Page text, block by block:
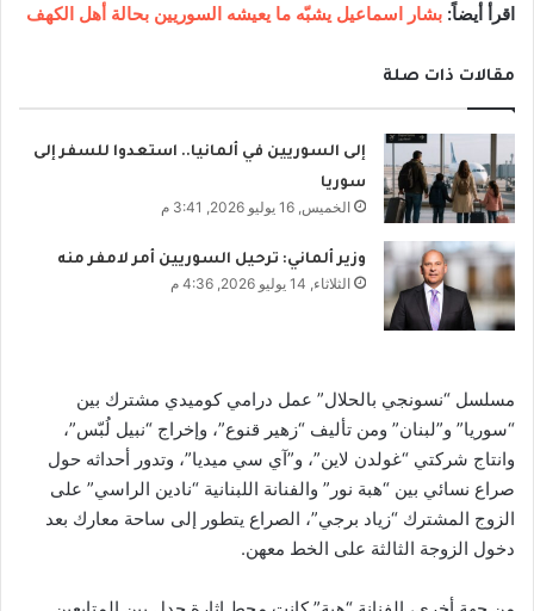
اقرأ أيضاً: بشار اسماعيل يشبّه ما يعيشه السوريين بحالة أهل الكهف
مقالات ذات صلة
إلى السوريين في ألمانيا.. استعدوا للسفر إلى
سوريا
الخميس, 16 يوليو 2026, 3:41 م
وزير ألماني: ترحيل السوريين أمر لامفر منه
الثلاثاء, 14 يوليو 2026, 4:36 م
مسلسل “نسونجي بالحلال” عمل درامي كوميدي مشترك بين
“سوريا” و”لبنان” ومن تأليف “زهير قنوع”، وإخراج “نبيل لُبّس”،
وانتاج شركتي “غولدن لاين”، و”آي سي ميديا”، وتدور أحداثه حول
صراع نسائي بين “هبة نور” والفنانة اللبنانية “نادين الراسي” على
الزوج المشترك “زياد برجي”، الصراع يتطور إلى ساحة معارك بعد
دخول الزوجة الثالثة على الخط معهن.